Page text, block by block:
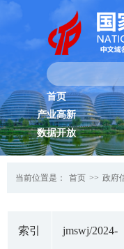
首页
产业高新
数据开放
当前位置是： 首页 >> 政府
索引 jmswj/2024-